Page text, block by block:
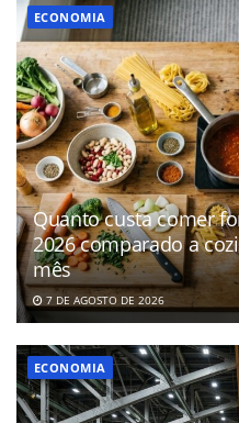
ECONOMIA
Quanto custa comer
2026 comparado a
mês
7 DE AGOSTO DE 2026
ECONOMIA